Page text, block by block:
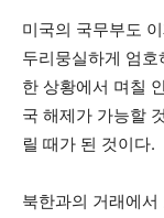
미국의 국무부도
두리뭉실하게 엄
한 상황에서 며칠
국 해제가 가능할
릴 때가 된 것이다.
북한과의 거래에